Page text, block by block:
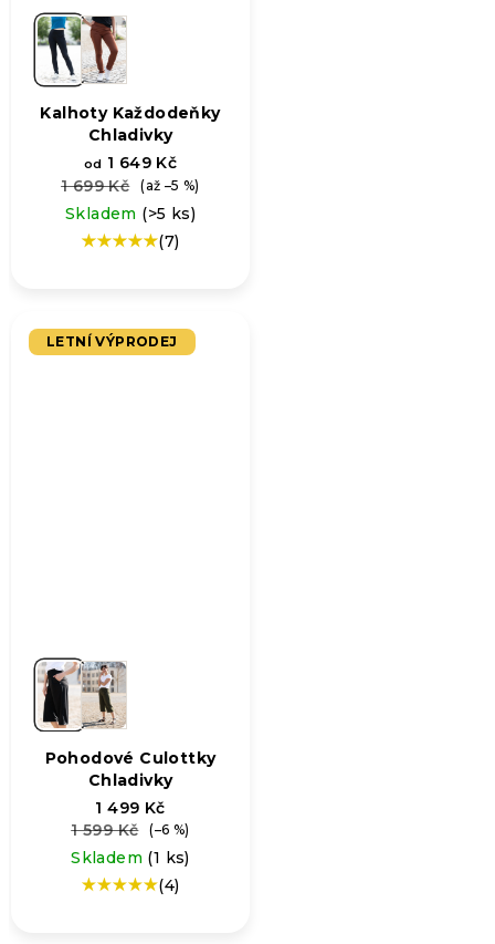
Kalhoty Každodeňky
Chladivky
od 1 649 Kč
1 699 Kč
(až –5 %)
Skladem (>5 ks)
Průměrné
5,0
z
(7)
LETNÍ VÝPRODEJ
Pohodové Culottky
Chladivky
1 499 Kč
1 599 Kč
(–6 %)
Skladem (1 ks)
Průměrné(4)